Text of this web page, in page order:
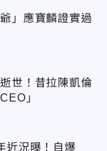
」應寶麟證實過
世！昔拉陳凱倫
」
近況曝！自爆